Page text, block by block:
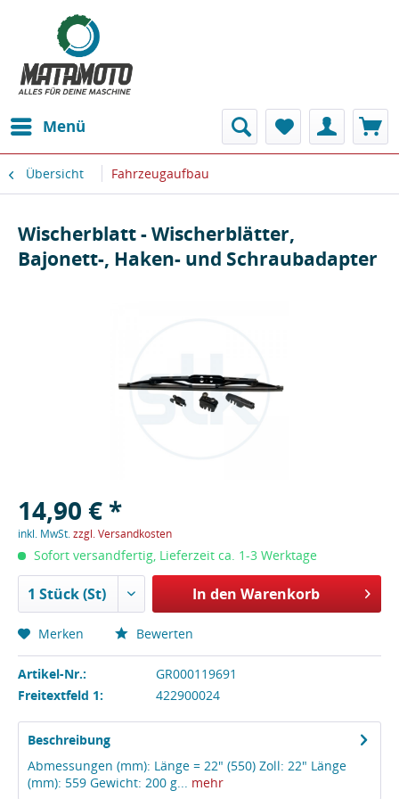
Menü
Übersicht Fahrzeugaufbau
Wischerblatt - Wischerblätter,
Bajonett-, Haken- und Schraubadapter
14,90 € *
inkl. MwSt.zzgl. Versandkosten
Sofort versandfertig, Lieferzeit ca. 1-3 Werktage
In den Warenkorb
Merken Bewerten
Artikel-Nr.:
GR000119691
Freitextfeld 1:
422900024
Beschreibung
Abmessungen (mm): Länge = 22" (550) Zoll: 22" Länge
(mm): 559 Gewicht: 200 g... mehr